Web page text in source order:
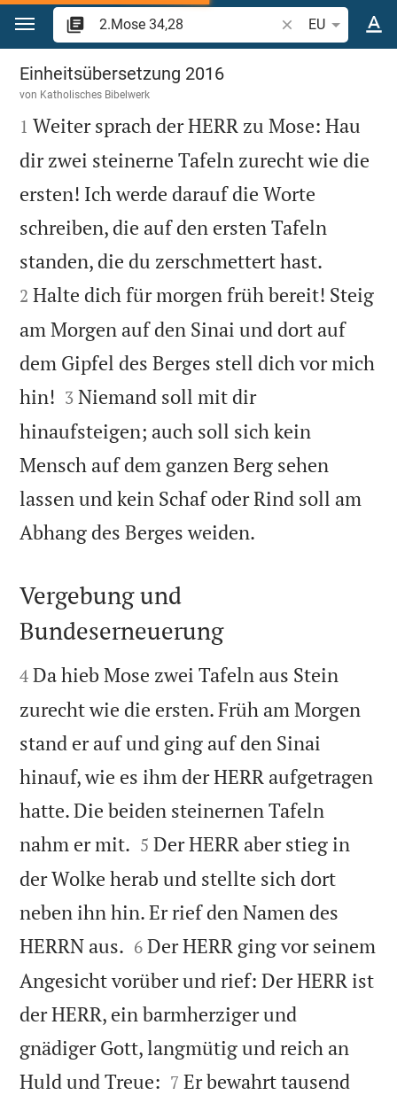
Zum Inhalt springen
Bibelstelle oder
EU
2.Mose 34
Einheitsübersetzung 2016
von Katholisches Bibelwerk

1 Weiter sprach der HERR zu Mose: Hau
dir zwei steinerne Tafeln zurecht wie die
ersten! Ich werde darauf die Worte
schreiben, die auf den ersten Tafeln
standen, die du zerschmettert hast.
2 Halte dich für morgen früh bereit! Steig
am Morgen auf den Sinai und dort auf
dem Gipfel des Berges stell dich vor mich
hin! 

3 Niemand soll mit dir
hinaufsteigen; auch soll sich kein
Mensch auf dem ganzen Berg sehen
lassen und kein Schaf oder Rind soll am
Abhang des Berges weiden.

Vergebung und
Bundeserneuerung

4 Da hieb Mose zwei Tafeln aus Stein
zurecht wie die ersten. Früh am Morgen
stand er auf und ging auf den Sinai
hinauf, wie es ihm der HERR aufgetragen
hatte. Die beiden steinernen Tafeln
nahm er mit. 

5 Der HERR aber stieg in
der Wolke herab und stellte sich dort
neben ihn hin. Er rief den Namen des
HERRN aus. 

6 Der HERR ging vor seinem
Angesicht vorüber und rief: Der HERR ist
der HERR, ein barmherziger und
gnädiger Gott, langmütig und reich an
Huld und Treue: 

7 Er bewahrt tausend